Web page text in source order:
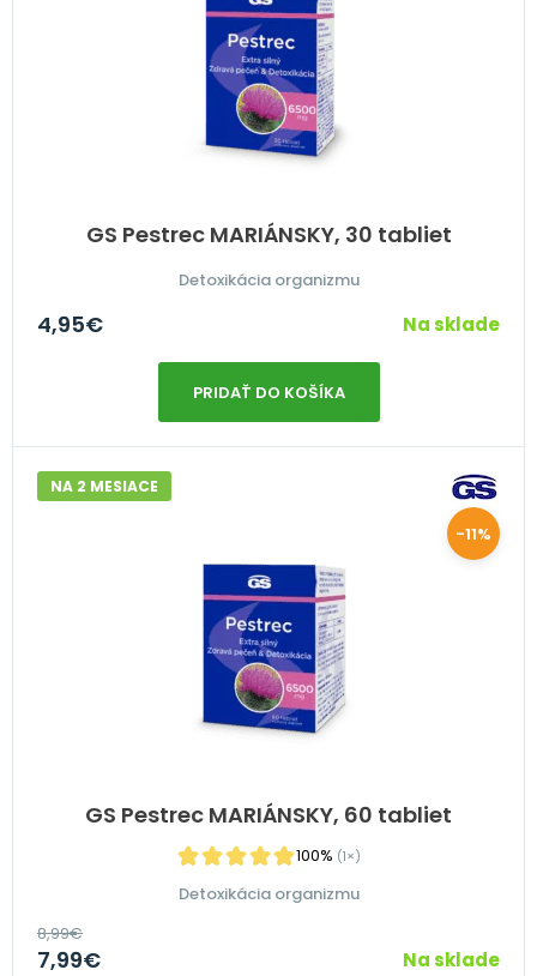
GS Pestrec MARIÁNSKY, 30 tabliet
Detoxikácia organizmu
4,95€ Na sklade
PRIDAŤ DO KOŠÍKA
GS Pestrec MARIÁNSKY, 60 tabliet
100% (1×)
NA 2 MESIACE
Detoxikácia organizmu
-11%
8,99€
7,99€ Na sklade